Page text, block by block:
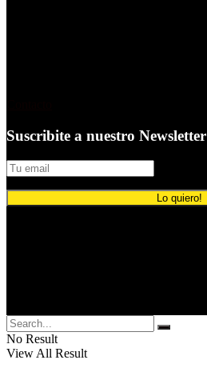
Suscribite a nuestro Newsletter
No Result
View All Result